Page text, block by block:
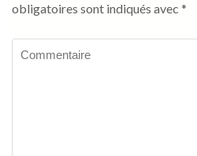
obligatoires sont indiqués avec *
Commentaire